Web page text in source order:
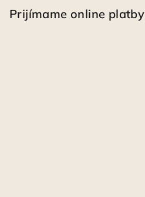
Prijímame online platby